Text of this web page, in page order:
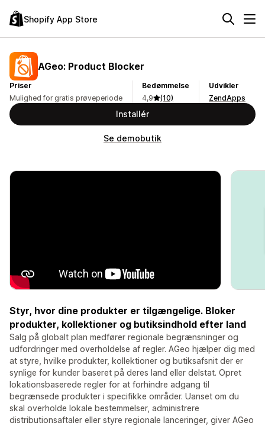
Shopify App Store
AGeo: Product Blocker
Priser
Mulighed for gratis prøveperiode
Bedømmelse
4,9
(10)
Udvikler
ZendApps
Installér
Se demobutik
Styr, hvor dine produkter er tilgængelige. Bloker
produkter, kollektioner og butiksindhold efter land
Salg på globalt plan medfører regionale begrænsninger og
udfordringer med overholdelse af regler. AGeo hjælper dig med
at styre, hvilke produkter, kollektioner og butiksafsnit der er
synlige for kunder baseret på deres land eller delstat. Opret
lokationsbaserede regler for at forhindre adgang til
begrænsede produkter i specifikke områder. Uanset om du
skal overholde lokale bestemmelser, administrere
distributionsaftaler eller styre regionale lanceringer, giver AGeo